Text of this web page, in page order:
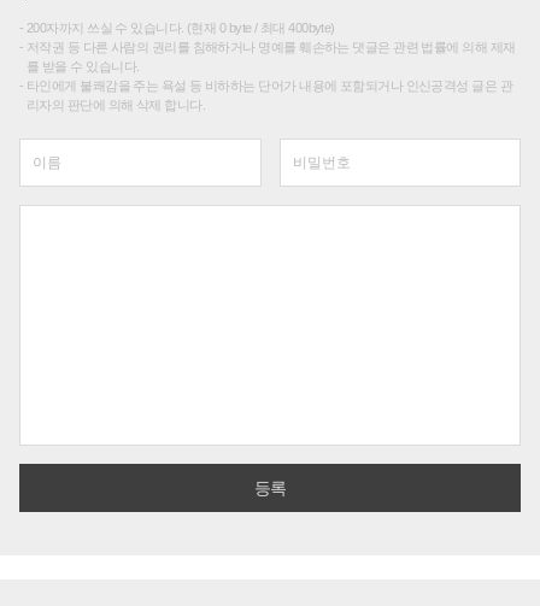
200자까지 쓰실 수 있습니다. (현재 0 byte / 최대 400byte)
저작권 등 다른 사람의 권리를 침해하거나 명예를 훼손하는 댓글은 관련 법률에 의해 제재
를 받을 수 있습니다.
타인에게 불쾌감을 주는 욕설 등 비하하는 단어가 내용에 포함되거나 인신공격성 글은 관
리자의 판단에 의해 삭제 합니다.